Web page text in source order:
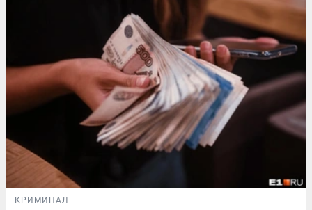
КРИМИНАЛ